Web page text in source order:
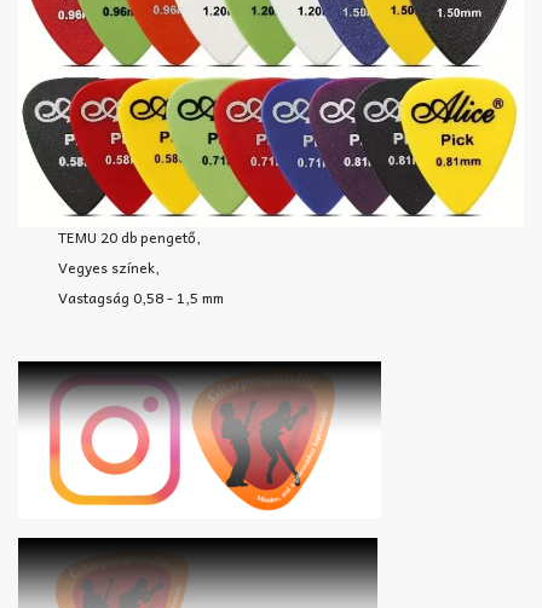
TEMU 20 db pengető,
Vegyes színek,
Vastagság 0,58 - 1,5 mm